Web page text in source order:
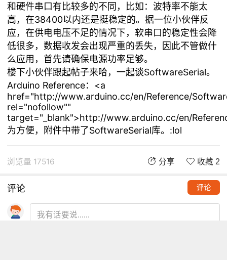
和硬件串口有比较多的不同，比如：波特率不能太
高，在38400以内还是挺稳定的。据一位小伙伴反
应，在供电电压不足的情况下，软串口的稳定性会降
低很多，数据收发会出现严重的丢失，因此不管做什
么应用，首先请确保电源功率足够。
楼下小伙伴跟起帖子来哈，一起谈SoftwareSerial。
Arduino Reference：<a
href="http://www.arduino.cc/en/Reference/
rel="nofollow""
target="_blank">http://www.arduino.cc/en/
为方便，附件中带了SoftwareSerial库。:lol
浏览量 17516 分享 收藏 2
评论 评论